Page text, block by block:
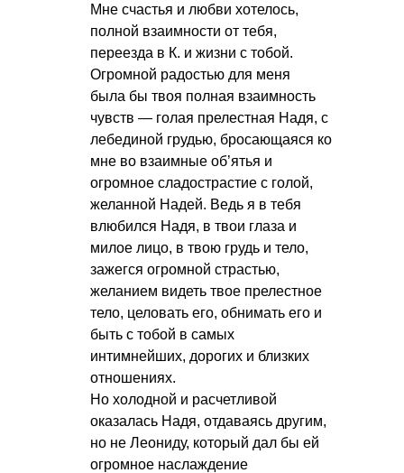
Мне счастья и любви хотелось,
полной взаимности от тебя,
переезда в К. и жизни с тобой.
Огромной радостью для меня
была бы твоя полная взаимность
чувств — голая прелестная Надя, с
лебединой грудью, бросающаяся ко
мне во взаимные об’ятья и
огромное сладострастие с голой,
желанной Надей. Ведь я в тебя
влюбился Надя, в твои глаза и
милое лицо, в твою грудь и тело,
зажегся огромной страстью,
желанием видеть твое прелестное
тело, целовать его, обнимать его и
быть с тобой в самых
интимнейших, дорогих и близких
отношениях.
Но холодной и расчетливой
оказалась Надя, отдаваясь другим,
но не Леониду, который дал бы ей
огромное наслаждение